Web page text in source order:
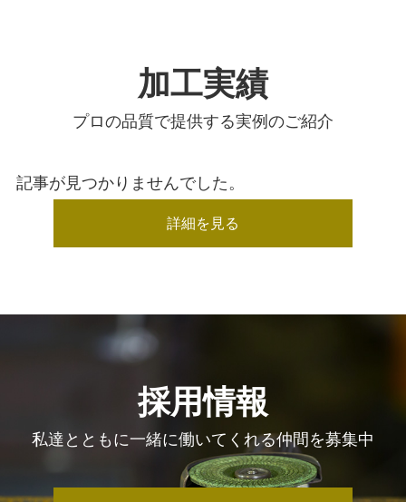
加工実績
プロの品質で提供する実例のご紹介
記事が見つかりませんでした。
詳細を見る
採用情報
私達とともに一緒に働いてくれる仲間を募集中